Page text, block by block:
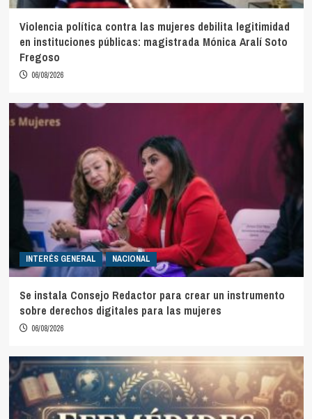
Violencia política contra las mujeres debilita legitimidad
en instituciones públicas: magistrada Mónica Aralí Soto
Fregoso
06/08/2026
INTERÉS GENERAL NACIONAL
Se instala Consejo Redactor para crear un instrumento
sobre derechos digitales para las mujeres
06/08/2026